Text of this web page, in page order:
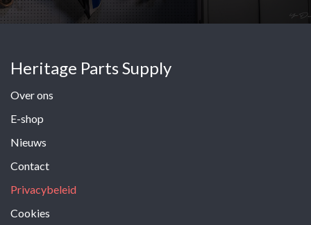
Heritage Parts Supply
Over ons
E-shop
Nieuws
Contact
Privacybeleid
Cookies